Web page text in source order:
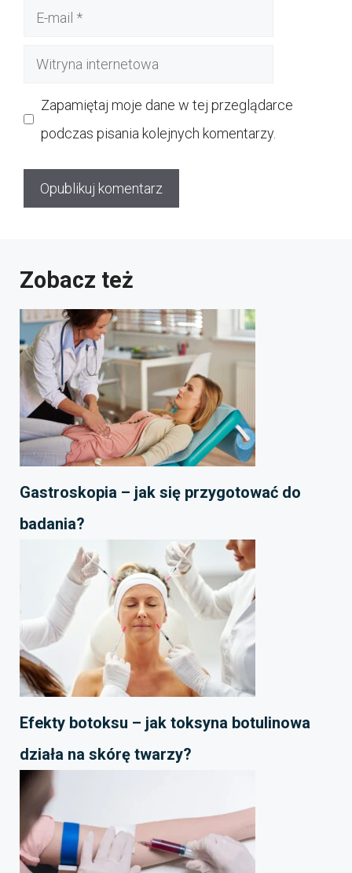
Witryna
Zapamiętaj moje dane w tej przeglądarce
podczas pisania kolejnych komentarzy.
Zobacz też
Gastroskopia – jak się przygotować do
badania?
Efekty botoksu – jak toksyna botulinowa
działa na skórę twarzy?